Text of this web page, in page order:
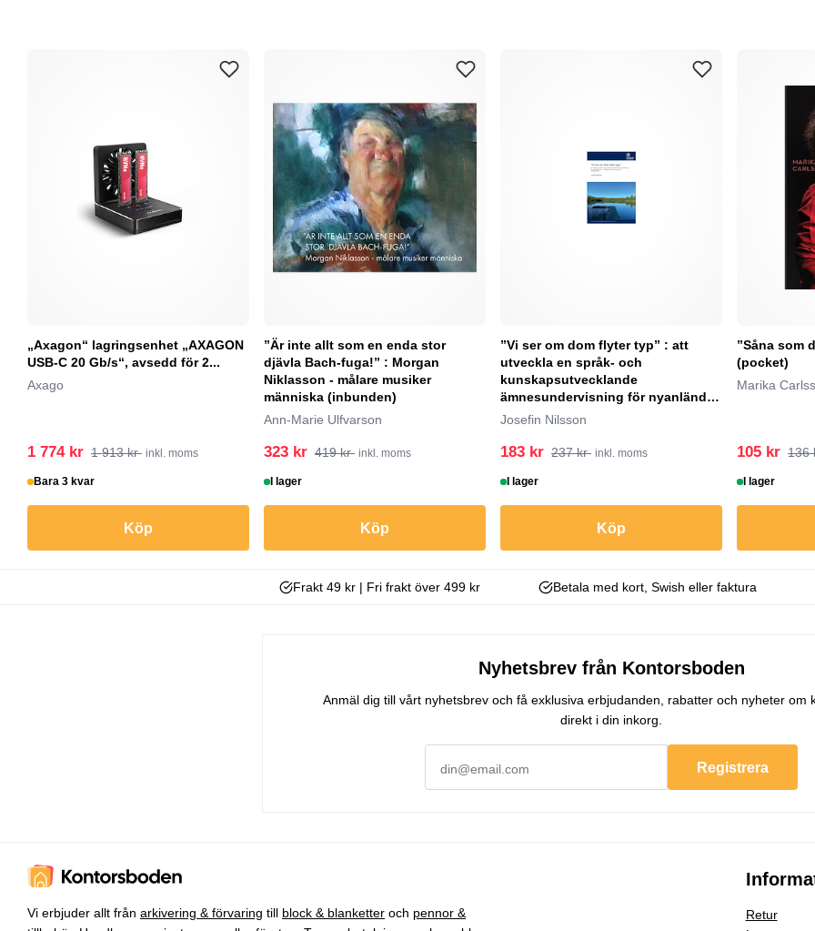
„Axagon“ lagringsenhet „AXAGON
USB-C 20 Gb/s“, avsedd för 2...
Axago
1 774 kr 1 913 kr inkl. moms
Bara 3 kvar
Köp
”Är inte allt som en enda stor
djävla Bach-fuga!” : Morgan
Niklasson - målare musiker
människa (inbunden)
Ann-Marie Ulfvarson
323 kr 419 kr inkl. moms
I lager
Köp
”Vi ser om dom flyter typ” : att
utveckla en språk- och
kunskapsutvecklande
ämnesundervisning för nyanlända
elever – möj...
Josefin Nilsson
183 kr 237 kr inkl. moms
I lager
Köp
”Såna som
(pocket)
Marika
105 kr 136
I lager
Frakt 49 kr | Fri frakt över 499 kr Betala med kort, Swish eller faktura
Nyhetsbrev från Kontorsboden
Anmäl dig till vårt nyhetsbrev och få exklusiva erbjudanden, rabatter och nyheter om
direkt i din inkorg.
Registrera
Vi erbjuder allt från arkivering & förvaring till block & blanketter och pennor &
Retur